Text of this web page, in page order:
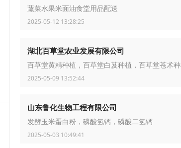
蔬菜水果米面油食堂用品配送
2025-05-12 13:28:25
湖北百草堂农业发展有限公司
百草堂黄精种植，百草堂白芨种植，百草堂苍术
2025-05-09 13:52:44
山东鲁化生物工程有限公司
发酵玉米蛋白粉，磷酸氢钙，磷酸二氢钙
2025-05-03 10:49:41